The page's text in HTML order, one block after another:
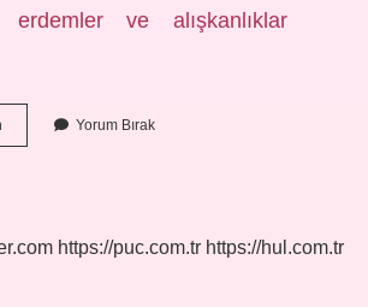
erdemler ve alışkanlıklar
Ne
Yorum Bırak
https://puc.com.tr https://hul.com.tr